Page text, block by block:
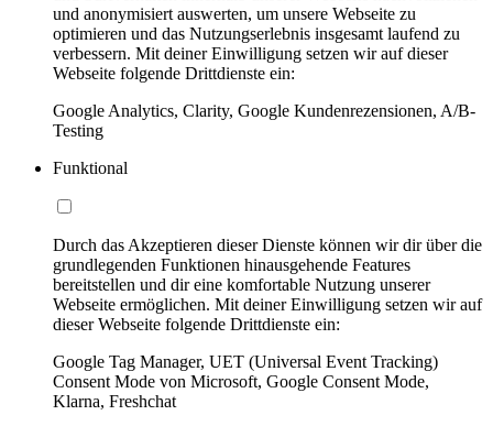
und anonymisiert auswerten, um unsere Webseite zu
optimieren und das Nutzungserlebnis insgesamt laufend zu
verbessern. Mit deiner Einwilligung setzen wir auf dieser
Webseite folgende Drittdienste ein:
Google Analytics, Clarity, Google Kundenrezensionen, A/B-
Testing
Funktional
Durch das Akzeptieren dieser Dienste können wir dir über die
grundlegenden Funktionen hinausgehende Features
bereitstellen und dir eine komfortable Nutzung unserer
Webseite ermöglichen. Mit deiner Einwilligung setzen wir auf
dieser Webseite folgende Drittdienste ein:
Google Tag Manager, UET (Universal Event Tracking)
Consent Mode von Microsoft, Google Consent Mode,
Klarna, Freshchat